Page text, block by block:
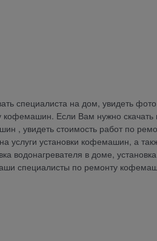
специалиста на дом, увидеть
кофемашин. Если Вам нужно
, увидеть стоимость работ по
установки кофемашин, а
водонагревателя в доме,
специалисты по ремонту